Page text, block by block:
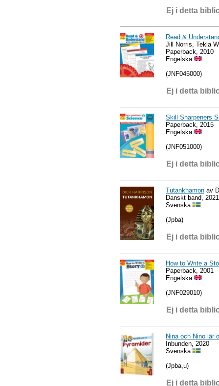
Ej i detta
Read &
Jill Norris, Tekla
Paperback, 2010
Engelska
(JNF045000)
Ej i detta
Skill Sharpeners
Paperback, 2015
Engelska
(JNF051000)
Ej i detta
Tutankhamon av
Danskt band, 2021
Svenska
(Jpba)
Ej i detta
How to Write a
Paperback, 2001
Engelska
(JNF029010)
Ej i detta
Nina och Nino lär
Inbunden, 2020
Svenska
(Jpba,u)
Ej i detta